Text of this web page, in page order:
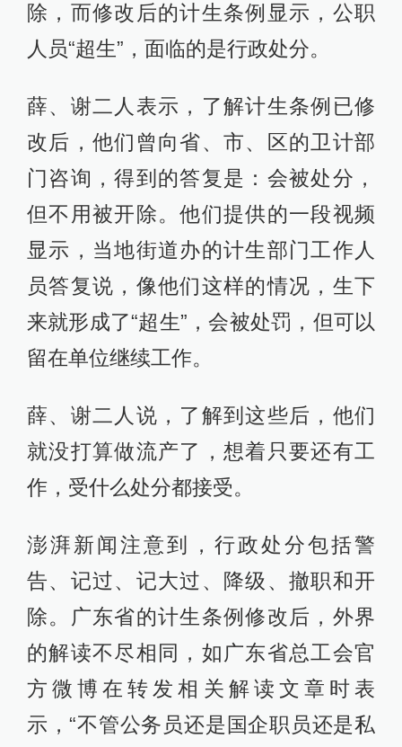
除，而修改后的计生条例显示，公职
人员“超生”，面临的是行政处分。
薛、谢二人表示，了解计生条例已修
改后，他们曾向省、市、区的卫计部
门咨询，得到的答复是：会被处分，
但不用被开除。他们提供的一段视频
显示，当地街道办的计生部门工作人
员答复说，像他们这样的情况，生下
来就形成了“超生”，会被处罚，但可以
留在单位继续工作。
薛、谢二人说，了解到这些后，他们
就没打算做流产了，想着只要还有工
作，受什么处分都接受。
澎湃新闻注意到，行政处分包括警
告、记过、记大过、降级、撤职和开
除。广东省的计生条例修改后，外界
的解读不尽相同，如广东省总工会官
方微博在转发相关解读文章时表
示，“不管公务员还是国企职员还是私